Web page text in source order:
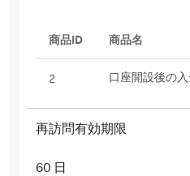
商品ID 商品名
2
再訪問有効期限
60 日